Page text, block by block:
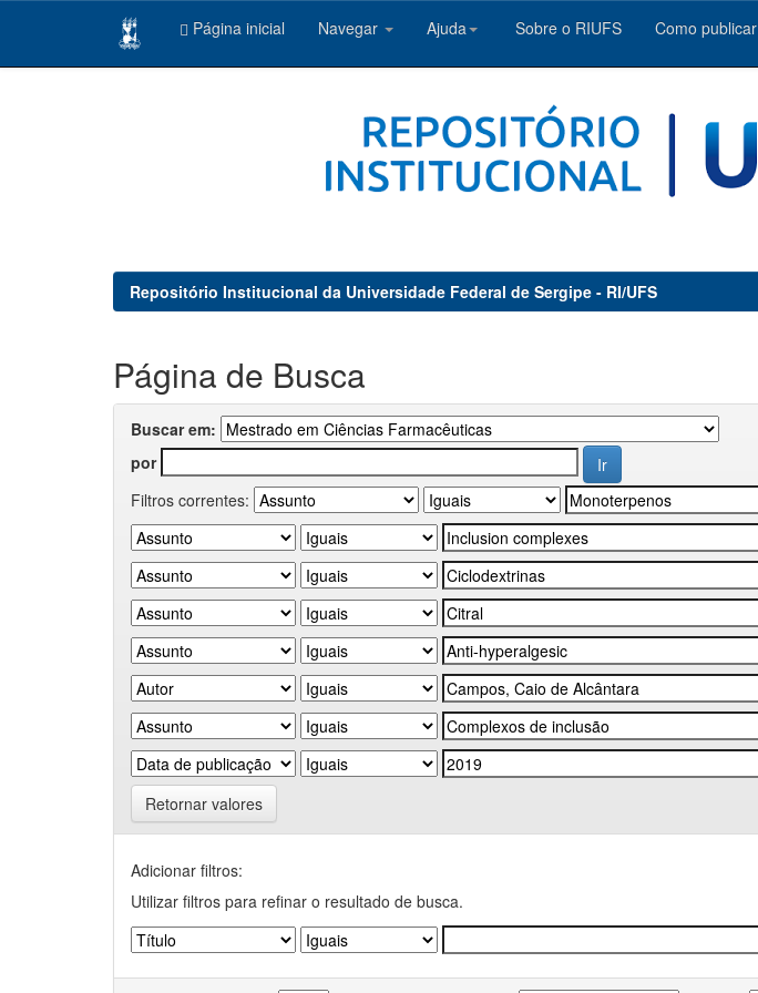
Página inicial Navegar Ajuda Sobre o RIUFS Como publicar
Repositório Institucional da Universidade Federal de Sergipe - RI/UFS
Página de Busca
Buscar em:
por
Filtros correntes:
Retornar valores
Adicionar filtros:
Utilizar filtros para refinar o resultado de busca.